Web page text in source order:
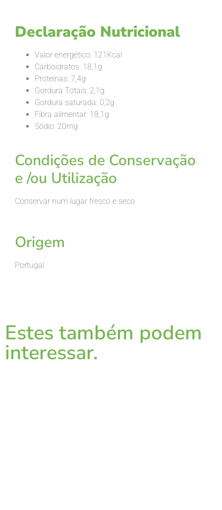
Declaração Nutricional
Valor energético: 121Kcal
Carboidratos: 18,1g
Proteínas: 7,4g
Gordura Totais: 2,1g
Gordura saturada: 0,2g
Fibra alimentar: 18,1g
Sódio: 20mg
Condições de Conservação
e /ou Utilização
Conservar num lugar fresco e seco
Origem
Portugal
Estes também podem
interessar.